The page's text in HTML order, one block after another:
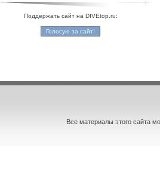
Поддержать сайт на DIVEtop.ru:
Все материалы этого сайта